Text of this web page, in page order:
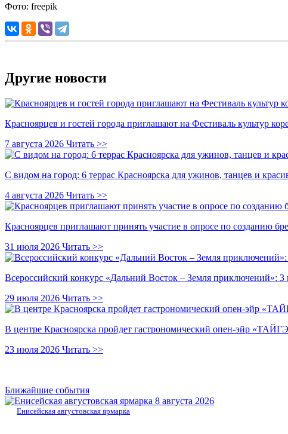
Фото: freepik
Другие новости
Красноярцев и гостей города приглашают на Фестиваль культур
7 августа 2026 Читать >>
С видом на город: 6 террас Красноярска для ужинов, танцев и
4 августа 2026 Читать >>
Красноярцев приглашают принять участие в опросе по созданию
31 июля 2026 Читать >>
Всероссийский конкурс «Дальний Восток – Земля приключений»:
29 июля 2026 Читать >>
В центре Красноярска пройдет гастрономический опен-эйр
23 июля 2026 Читать >>
Ближайшие события
8 августа 2026
Енисейская августовская ярмарка